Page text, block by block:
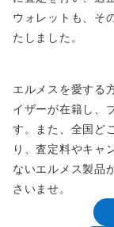
ウォレットも、そ
たしました。
エルメスを愛する
イザーが在籍し、
す。また、全国ど
り、査定料やキャ
ないエルメス製品
さいませ。